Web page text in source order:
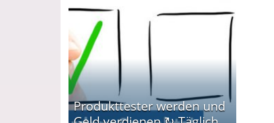
Produkttester werden und